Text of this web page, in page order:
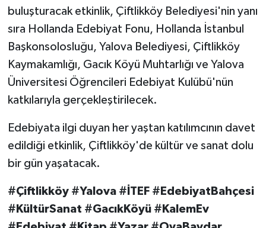
buluşturacak etkinlik, Çiftlikköy Belediyesi'nin yanı
sıra Hollanda Edebiyat Fonu, Hollanda İstanbul
Başkonsolosluğu, Yalova Belediyesi, Çiftlikköy
Kaymakamlığı, Gacık Köyü Muhtarlığı ve Yalova
Üniversitesi Öğrencileri Edebiyat Kulübü'nün
katkılarıyla gerçekleştirilecek.
Edebiyata ilgi duyan her yaştan katılımcının davet
edildiği etkinlik, Çiftlikköy'de kültür ve sanat dolu
bir gün yaşatacak.
#Çiftlikköy #Yalova #İTEF #EdebiyatBahçesi
#KültürSanat #GacıkKöyü #KalemEv